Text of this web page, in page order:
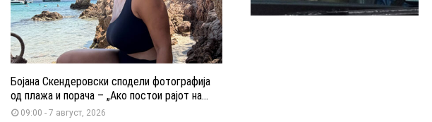
Бојана Скендеровски сподели фотографија
од плажа и порача – „Ако постои рајот на...
09:00 - 7 август, 2026